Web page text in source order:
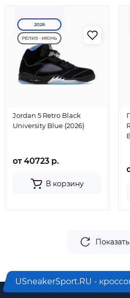
2026
РЕЛИЗ - ИЮНЬ
Jordan 5 Retro Black
University Blue (2026)
от 40723 р.
В корзину
USneakerSport.RU -